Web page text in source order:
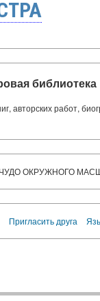
библиотека
авторских работ,
ОКРУЖНОГО
Пригласить друга